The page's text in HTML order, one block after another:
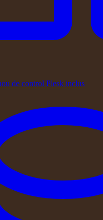
de control Plesk inclus